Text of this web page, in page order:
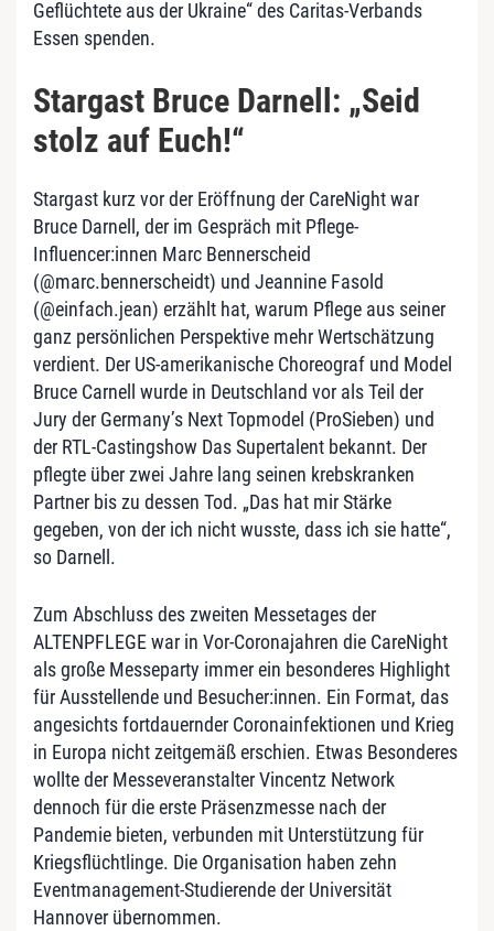
Geflüchtete aus der Ukraine“ des Caritas-Verbands
Essen spenden.
Stargast Bruce Darnell: „Seid
stolz auf Euch!“
Stargast kurz vor der Eröffnung der CareNight war
Bruce Darnell, der im Gespräch mit Pflege-
Influencer:innen Marc Bennerscheid
(@marc.bennerscheidt) und Jeannine Fasold
(@einfach.jean) erzählt hat, warum Pflege aus seiner
ganz persönlichen Perspektive mehr Wertschätzung
verdient. Der US-amerikanische Choreograf und Model
Bruce Carnell wurde in Deutschland vor als Teil der
Jury der Germany’s Next Topmodel (ProSieben) und
der RTL-Castingshow Das Supertalent bekannt. Der
pflegte über zwei Jahre lang seinen krebskranken
Partner bis zu dessen Tod. „Das hat mir Stärke
gegeben, von der ich nicht wusste, dass ich sie hatte“,
so Darnell.
Zum Abschluss des zweiten Messetages der
ALTENPFLEGE war in Vor-Coronajahren die CareNight
als große Messeparty immer ein besonderes Highlight
für Ausstellende und Besucher:innen. Ein Format, das
angesichts fortdauernder Coronainfektionen und Krieg
in Europa nicht zeitgemäß erschien. Etwas Besonderes
wollte der Messeveranstalter Vincentz Network
dennoch für die erste Präsenzmesse nach der
Pandemie bieten, verbunden mit Unterstützung für
Kriegsflüchtlinge. Die Organisation haben zehn
Eventmanagement-Studierende der Universität
Hannover übernommen.